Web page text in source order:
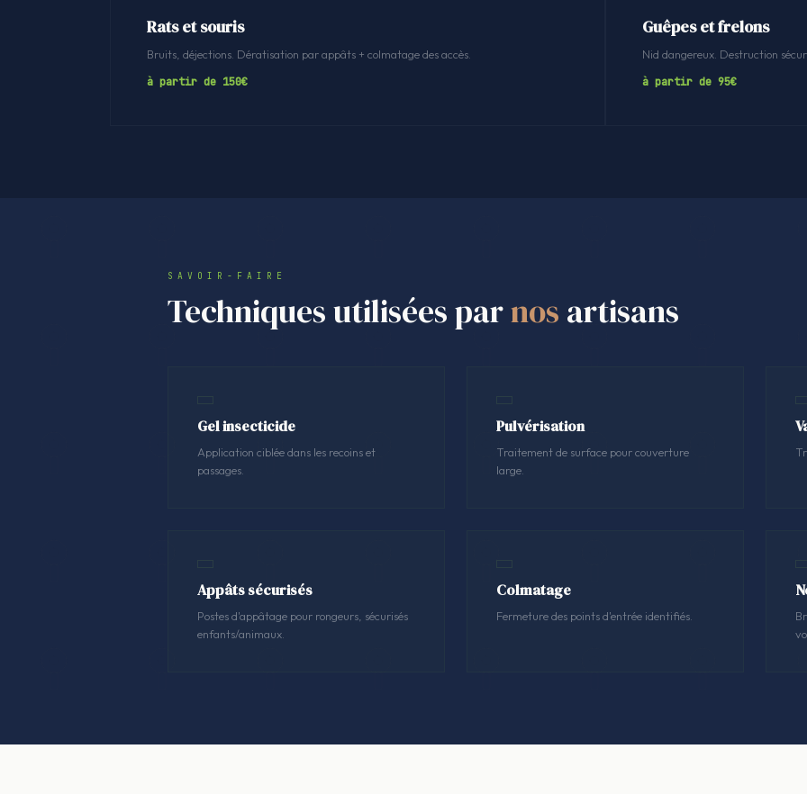
Rats et souris
Bruits, déjections. Dératisation par appâts + colmatage des accès.
à partir de 150€
Guêpes et frelons
Nid dangereux. Destruction
à partir de 95€
SAVOIR-FAIRE
Techniques utilisées parnos artisans
Gel insecticide
Application ciblée dans les recoins et
passages.
Pulvérisation
Traitement de surface pour couverture
large.
Appâts sécurisés
Postes d'appâtage pour rongeurs, sécurisés
enfants/animaux.
Colmatage
Fermeture des points d'entrée identifiés.